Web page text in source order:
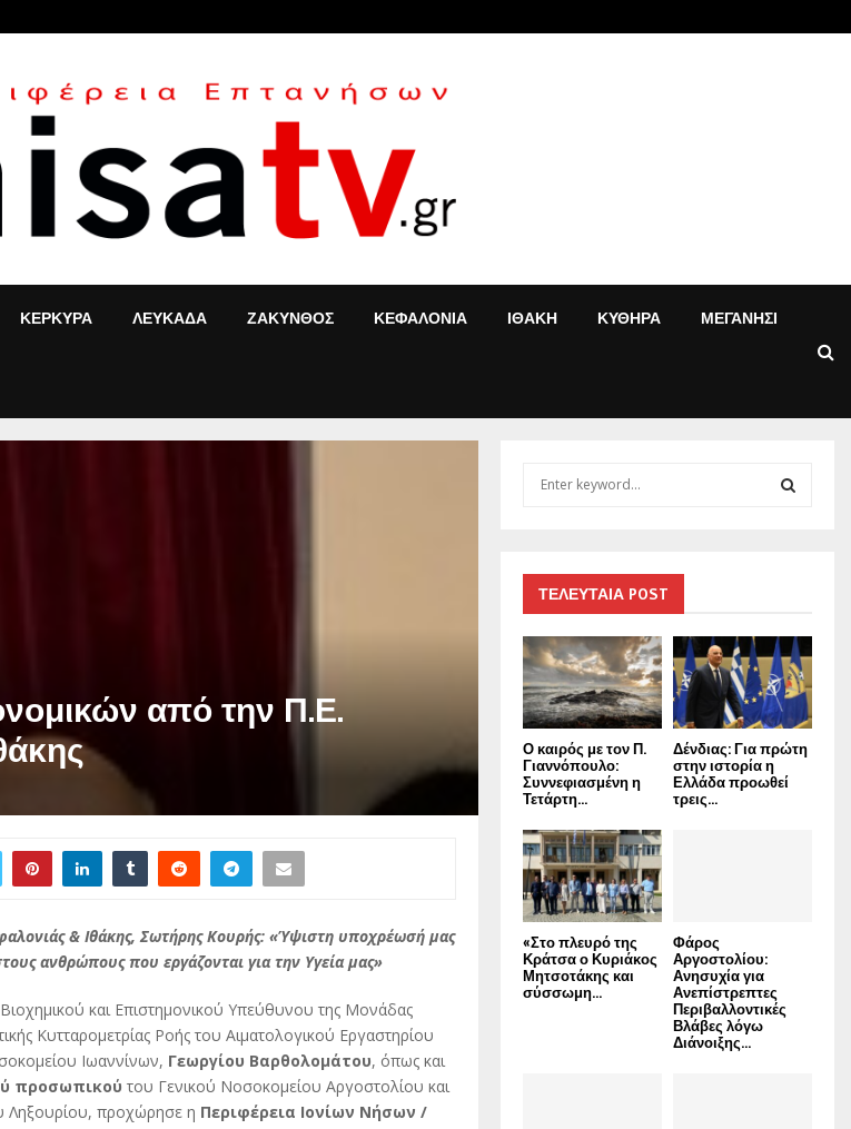
ΚΕΡΚΥΡΑ ΛΕΥΚΑΔΑ ΖΑΚΥΝΘΟΣ ΚΕΦΑΛΟΝΙΑ ΙΘΑΚΗ ΚΥΘΗΡΑ ΜΕΓΑΝΗΣΙ
από την Π.Ε.
& Ιθάκης, Σωτήρης Κουρής: «Ύψιστη υποχρέωσή μας
ανθρώπους που εργάζονται για την Υγεία μας»
και Επιστημονικού Υπεύθυνου της Μονάδας
Κυτταρομετρίας Ροής του Αιματολογικού Εργαστηρίου
Ιωαννίνων, Γεωργίου Βαρθολομάτου, όπως και
προσωπικού του Γενικού Νοσοκομείου Αργοστολίου και
Ληξουρίου, προχώρησε η Περιφέρεια Ιονίων Νήσων /
f
o
r
:
R
C
H
ΤΕΛΕΥΤΑΙΑ POST
Ο καιρός με τον Π.
Γιαννόπουλο:
Συννεφιασμένη η
Τετάρτη...
Δένδιας: Για πρώτη
στην ιστορία η
Ελλάδα προωθεί
τρεις...
«Στο πλευρό της
Κράτσα ο Κυριάκος
Μητσοτάκης και
σύσσωμη...
Φάρος
Αργοστολίου:
Ανησυχία για
Ανεπίστρεπτες
Περιβαλλοντικές
Βλάβες λόγω
Διάνοιξης...